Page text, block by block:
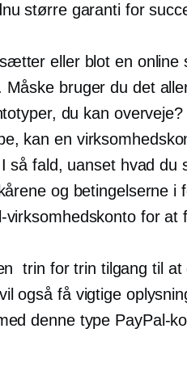
større garanti for
eller blot en online
bruger du det
du kan
kan en
så fald, uanset hvad
og betingelserne i
virksomhedskonto for at
entrin for trin tilgang til at
også få vigtige
denne type PayPal-